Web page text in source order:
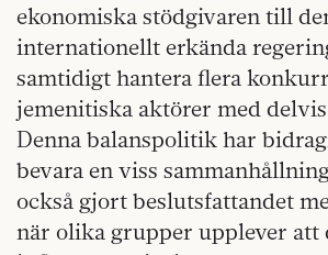
ekonomiska stödgivaren till
internationellt erkända
samtidigt hantera flera
jemenitiska aktörer med
Denna balanspolitik har
bevara en viss
också gjort beslutsfattandet
när olika grupper upplever att